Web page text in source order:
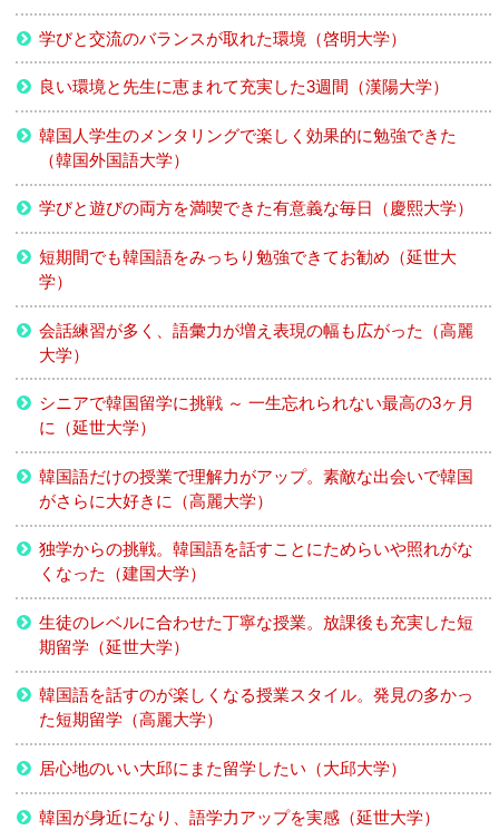
学びと交流のバランスが取れた環境（啓明大学）
良い環境と先生に恵まれて充実した3週間（漢陽大学）
韓国人学生のメンタリングで楽しく効果的に勉強できた
（韓国外国語大学）
学びと遊びの両方を満喫できた有意義な毎日（慶熙大学）
短期間でも韓国語をみっちり勉強できてお勧め（延世大
学）
会話練習が多く、語彙力が増え表現の幅も広がった（高麗
大学）
シニアで韓国留学に挑戦 ～ 一生忘れられない最高の3ヶ月
に（延世大学）
韓国語だけの授業で理解力がアップ。素敵な出会いで韓国
がさらに大好きに（高麗大学）
独学からの挑戦。韓国語を話すことにためらいや照れがな
くなった（建国大学）
生徒のレベルに合わせた丁寧な授業。放課後も充実した短
期留学（延世大学）
韓国語を話すのが楽しくなる授業スタイル。発見の多かっ
た短期留学（高麗大学）
居心地のいい大邱にまた留学したい（大邱大学）
韓国が身近になり、語学力アップを実感（延世大学）